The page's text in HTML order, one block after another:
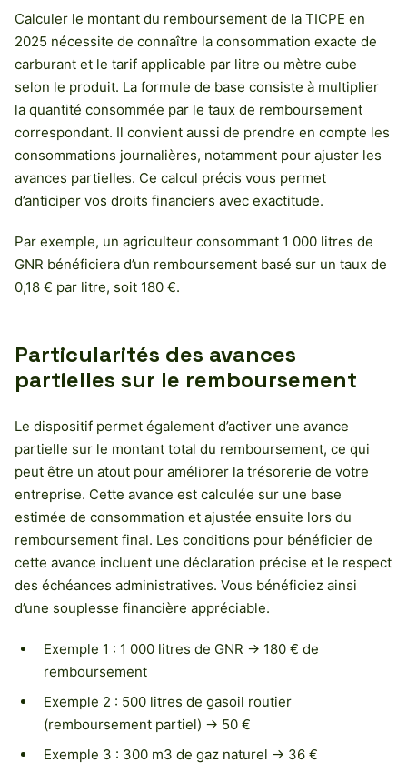
Calculer le montant du remboursement de la TICPE en
2025 nécessite de connaître la consommation exacte de
carburant et le tarif applicable par litre ou mètre cube
selon le produit. La formule de base consiste à multiplier
la quantité consommée par le taux de remboursement
correspondant. Il convient aussi de prendre en compte les
consommations journalières, notamment pour ajuster les
avances partielles. Ce calcul précis vous permet
d’anticiper vos droits financiers avec exactitude.
Par exemple, un agriculteur consommant 1 000 litres de
GNR bénéficiera d’un remboursement basé sur un taux de
0,18 € par litre, soit 180 €.
Particularités des avances
partielles sur le remboursement
Le dispositif permet également d’activer une avance
partielle sur le montant total du remboursement, ce qui
peut être un atout pour améliorer la trésorerie de votre
entreprise. Cette avance est calculée sur une base
estimée de consommation et ajustée ensuite lors du
remboursement final. Les conditions pour bénéficier de
cette avance incluent une déclaration précise et le respect
des échéances administratives. Vous bénéficiez ainsi
d’une souplesse financière appréciable.
Exemple 1 : 1 000 litres de GNR → 180 € de
remboursement
Exemple 2 : 500 litres de gasoil routier
(remboursement partiel) → 50 €
Exemple 3 : 300 m3 de gaz naturel → 36 €